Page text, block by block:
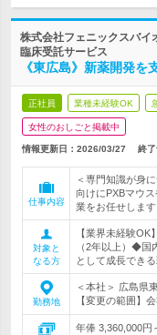
株式会社フェニックスバイ
臨床受託サービス
《東広島》新薬開発
正社員 業種未経験OK
女性のおしごと掲載中
情報更新日：2026/03/27 終了
仕事内容
＜専門知識が身
向けにPXBマウ
業をお任せします
対象と
なる方
【業界未経験
（2年以上）◆国
として成長できる
勤務地
＜本社＞ 広島県
【変更の範囲】
年俸 3,360,000